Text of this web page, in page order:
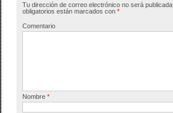
o
o
tir
Tu dirección de correo electrónico no será publicada.
obligatorios están marcados con*
Comentario
Nombre*